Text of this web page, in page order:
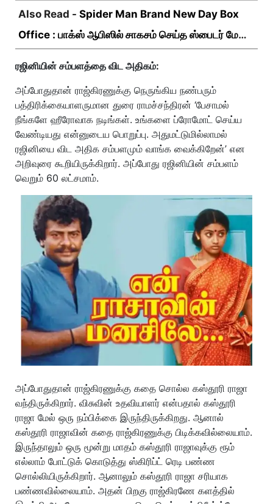
Also Read - Spider Man Brand New Day Box
Office : பாக்ஸ் ஆபிஸில் சாகசம் செய்த ஸ்பைடர் மேன்
ரஜினியின் சம்பளத்தை விட அதிகம்:
அப்போதுதான் ராஜ்கிரணுக்கு நெருங்கிய நண்பரும்
பத்திரிக்கையாளருமான துரை ராமச்சந்திரன் ‘பேசாமல்
நீங்களே ஹீரோவாக நடிங்கள். உங்களை ப்ரோமோட் செய்ய
வேண்டியது என்னுடைய பொறுப்பு. அதுமட்டுமில்லாமல்
ரஜினியை விட அதிக சம்பளமும் வாங்க வைக்கிறேன்’ என
அறிவுரை கூறியிருக்கிறார். அப்போது ரஜினியின் சம்பளம்
வெறும் 60 லட்சமாம்.
அப்போதுதான் ராஜ்கிரணுக்கு கதை சொல்ல கஸ்தூரி ராஜா
வந்திருக்கிறார். விசுவின் உதவியாளர் என்பதால் கஸ்தூரி
ராஜா மேல் ஒரு நம்பிக்கை இருந்திருக்கிறது. ஆனால்
கஸ்தூரி ராஜாவின் கதை ராஜ்கிரணுக்கு பிடிக்கவில்லையாம்.
இருந்தாலும் ஒரு மூன்று மாதம் கஸ்தூரி ராஜாவுக்கு ரூம்
எல்லாம் போட்டுக் கொடுத்து ஸ்கிரிப்ட் ரெடி பண்ண
சொல்லியிருக்கிறார். ஆனாலும் கஸ்தூரி ராஜா சரியாக
பண்ணவில்லையாம். அதன் பிறகு ராஜ்கிரணே களத்தில்